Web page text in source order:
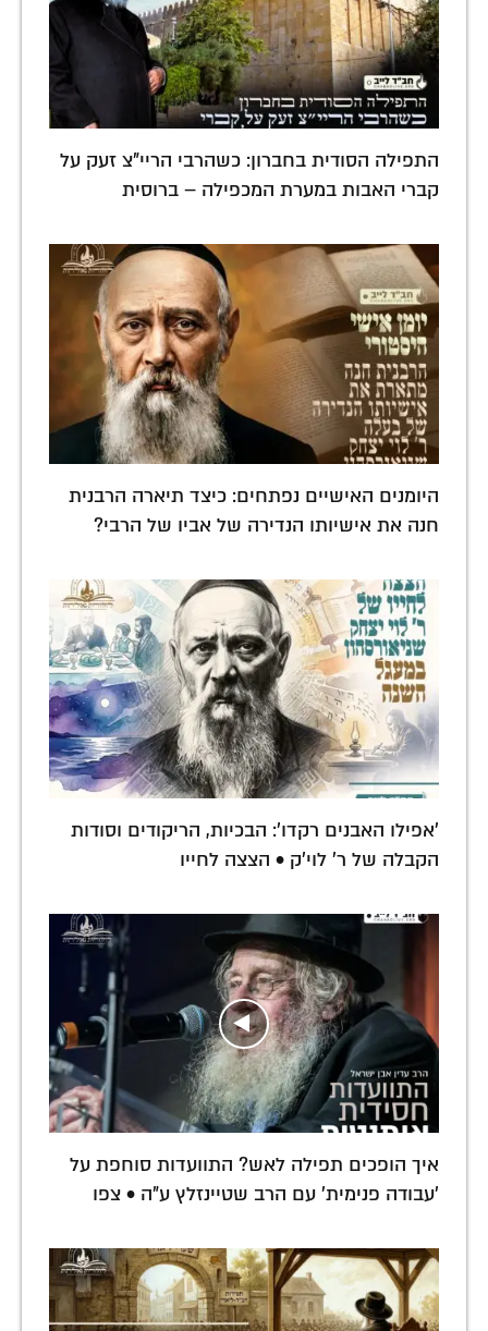
התפילה הסודית בחברון: כשהרבי הריי"צ זעק על
קברי האבות במערת המכפילה – ברוסית
היומנים האישיים נפתחים: כיצד תיארה הרבנית
חנה את אישיותו הנדירה של אביו של הרבי?
'אפילו האבנים רקדו': הבכיות, הריקודים וסודות
הקבלה של ר' לוי'ק • הצצה לחייו
איך הופכים תפילה לאש? התוועדות סוחפת על
'עבודה פנימית' עם הרב שטיינזלץ ע"ה • צפו